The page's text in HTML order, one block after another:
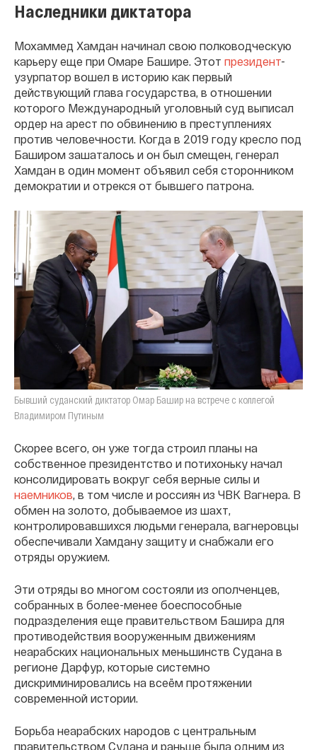
Наследники диктатора
Мохаммед Хамдан начинал свою полководческую
карьеру еще при Омаре Башире. Этот президент-
узурпатор вошел в историю как первый
действующий глава государства, в отношении
которого Международный уголовный суд выписал
ордер на арест по обвинению в преступлениях
против человечности. Когда в 2019 году кресло под
Баширом зашаталось и он был смещен, генерал
Хамдан в один момент объявил себя сторонником
демократии и отрекся от бывшего патрона.
Бывший суданский диктатор Омар Башир на встрече с коллегой
Владимиром Путиным
Скорее всего, он уже тогда строил планы на
собственное президентство и потихоньку начал
консолидировать вокруг себя верные силы и
наемников , в том числе и россиян из ЧВК Вагнера. В
обмен на золото, добываемое из шахт,
контролировавшихся людьми генерала, вагнеровцы
обеспечивали Хамдану защиту и снабжали его
отряды оружием.
Эти отряды во многом состояли из ополченцев,
собранных в более-менее боеспособные
подразделения еще правительством Башира для
противодействия вооруженным движениям
неарабских национальных меньшинств Судана в
регионе Дарфур, которые системно
дискриминировались на всеём протяжении
современной истории.
Борьба неарабских народов с центральным
правительством Судана и раньше была одним из